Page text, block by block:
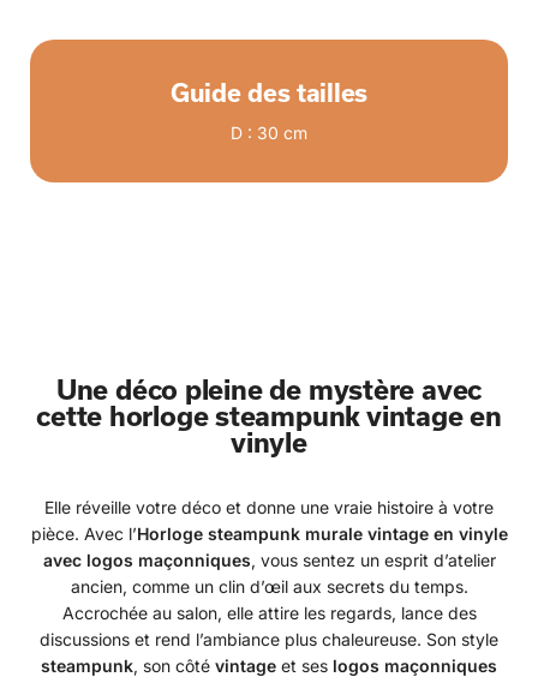
Guide des tailles
D : 30 cm
Une déco pleine de mystère avec
cette horloge steampunk vintage en
vinyle
Elle réveille votre déco et donne une vraie histoire à votre
pièce. Avec l’Horloge steampunk murale vintage en vinyle
avec logos maçonniques, vous sentez un esprit d’atelier
ancien, comme un clin d’œil aux secrets du temps.
Accrochée au salon, elle attire les regards, lance des
discussions et rend l’ambiance plus chaleureuse. Son style
steampunk, son côté vintage et ses logos maçonniques